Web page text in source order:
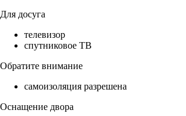
Для досуга
телевизор
спутниковое ТВ
Обратите внимание
самоизоляция разрешена
Оснащение двора